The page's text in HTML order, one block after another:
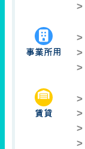
事業所用
賃貸